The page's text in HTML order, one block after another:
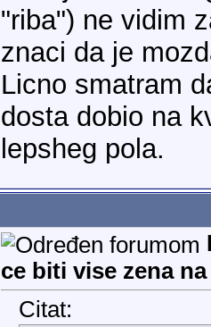
"riba") ne vidim
znaci da je
Licno smatram
dosta dobio na
lepsheg pola.
ce biti vise zena
Citat: